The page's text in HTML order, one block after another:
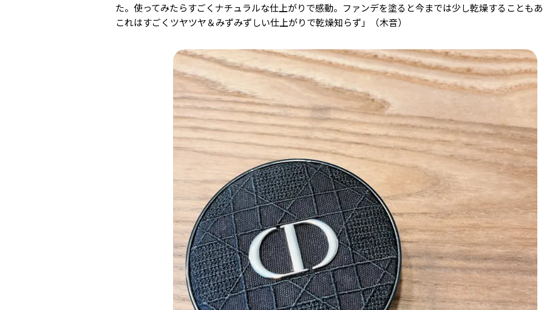
た。使ってみたらすごくナチュラルな仕上がりで感動。ファンデを塗ると今までは少し乾燥することもあ
これはすごくツヤツヤ＆みずみずしい仕上がりで乾燥知らず」（木音）